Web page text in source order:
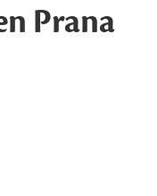
Prana